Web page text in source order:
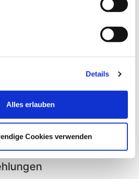
Details
Alles erlauben
Cookies verwenden
5001
EUR*